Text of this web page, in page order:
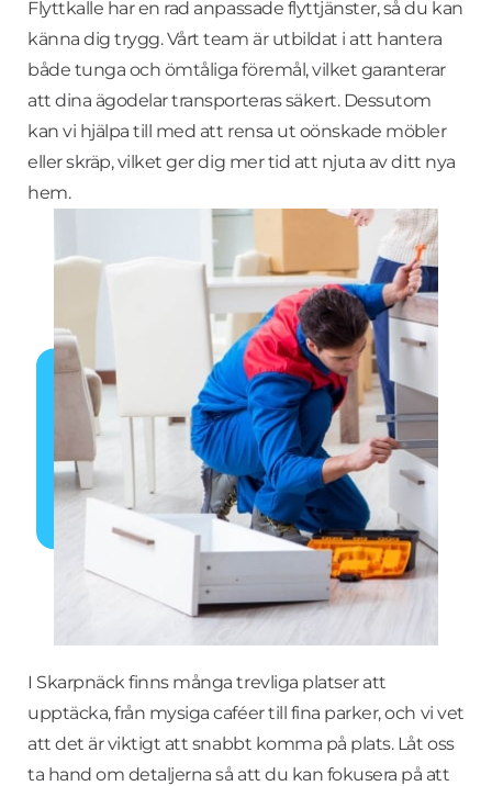
Flyttkalle har en rad anpassade flyttjänster, så du kan
känna dig trygg. Vårt team är utbildat i att hantera
både tunga och ömtåliga föremål, vilket garanterar
att dina ägodelar transporteras säkert. Dessutom
kan vi hjälpa till med att rensa ut oönskade möbler
eller skräp, vilket ger dig mer tid att njuta av ditt nya
hem.
I Skarpnäck finns många trevliga platser att
upptäcka, från mysiga caféer till fina parker, och vi vet
att det är viktigt att snabbt komma på plats. Låt oss
ta hand om detaljerna så att du kan fokusera på att